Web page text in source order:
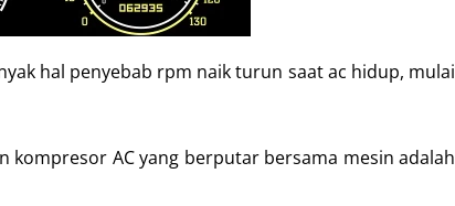
hal penyebab rpm naik turun saat ac hidup, mulai
kompresor AC yang berputar bersama mesin adalah